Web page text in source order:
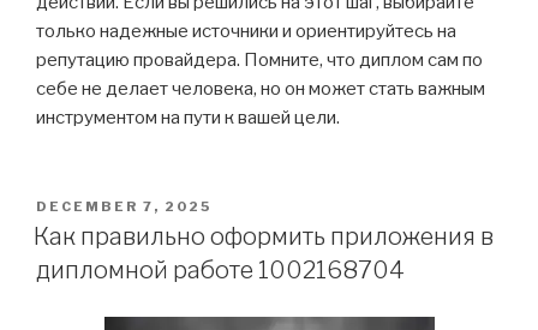
только надежные источники и ориентируйтесь на
репутацию провайдера. Помните, что диплом сам по
себе не делает человека, но он может стать важным
инструментом на пути к вашей цели.
POSTED
ON
DECEMBER 7, 2025
Как правильно оформить приложения в
дипломной работе 1002168704